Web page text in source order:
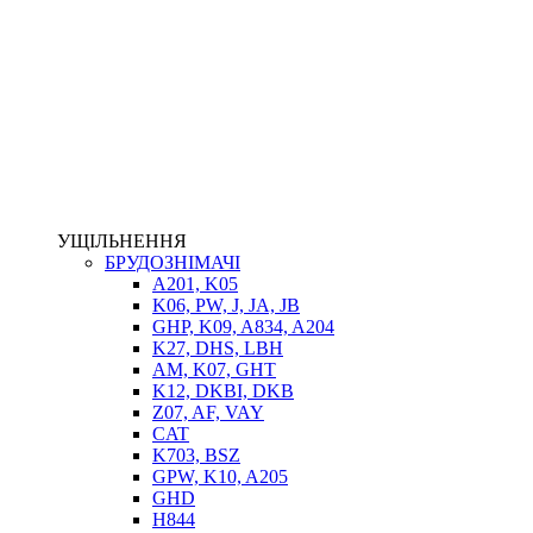
ВТУЛКИ
УЩІЛЬНЕННЯ
БРУДОЗНІМАЧІ
A201, K05
K06, PW, J, JA, JB
GHP, K09, A834, A204
K27, DHS, LBH
AM, K07, GHT
K12, DKBI, DKB
Z07, AF, VAY
CAT
K703, BSZ
GPW, K10, A205
GHD
H844